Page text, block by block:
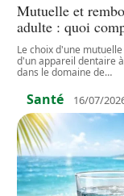
Mutuelle et
adulte : quoi
Le choix d'une
d'un appareil dentaire
dans le domaine de…
Santé 16/07/